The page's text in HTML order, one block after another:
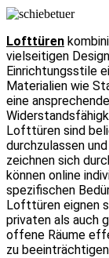
Lofttüren
vielseitigen
Einrichtungsstile
Materialien wie
eine
Lofttüren sind
durchzulassen
zeichnen sich
können online
spezifischen
Lofttüren eignen
privaten als auch
offene Räume
zu